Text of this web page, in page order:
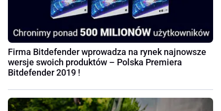
Firma Bitdefender wprowadza na rynek najnowsze
wersje swoich produktów – Polska Premiera
Bitdefender 2019 !